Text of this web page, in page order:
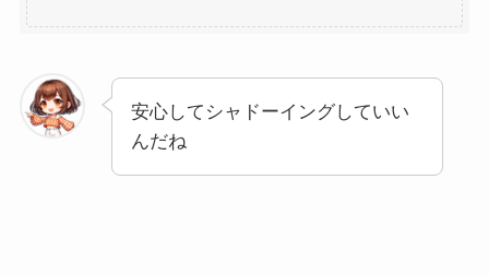
安心してシャドーイングしていい
んだね